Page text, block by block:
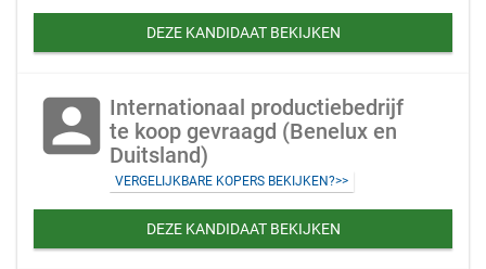
DEZE KANDIDAAT BEKIJKEN
account_box Internationaal productiebedrijf
te koop gevraagd (Benelux en
Duitsland)
VERGELIJKBARE KOPERS BEKIJKEN?>>
DEZE KANDIDAAT BEKIJKEN